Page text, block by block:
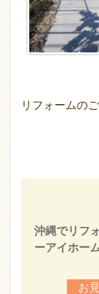
リフォームの
沖縄でリフ
ーアイホー
お